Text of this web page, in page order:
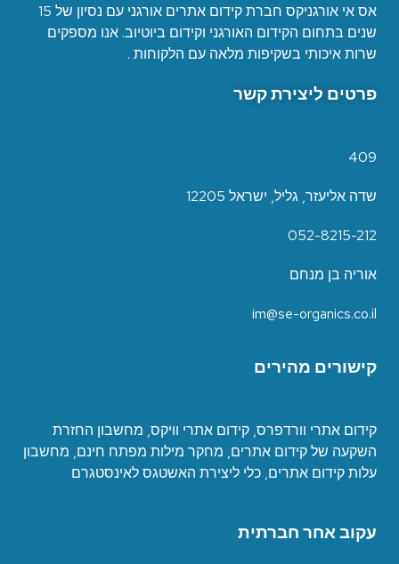
אס אי אורגניקס חברת קידום אתרים אורגני עם נסיון של 15
שנים בתחום הקידום האורגני וקידום ביוטיוב. אנו מספקים
שרות איכותי בשקיפות מלאה עם הלקוחות .
פרטים ליצירת קשר
409
שדה אליעזר, גליל, ישראל 12205
052-8215-212
אוריה בן מנחם
im@se-organics.co.il
קישורים מהירים
קידום אתרי וורדפרס, קידום אתרי וויקס, מחשבון החזרת
השקעה של קידום אתרים, מחקר מילות מפתח חינם, מחשבון
עלות קידום אתרים, כלי ליצירת האשטגס לאינסטגרם
עקוב אחר חברתית